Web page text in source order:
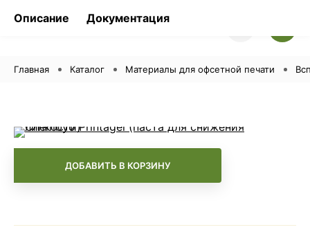
Главная Каталог Материалы для офсетной печати
ДОБАВИТЬ В КОРЗИНУ
Описание Документация